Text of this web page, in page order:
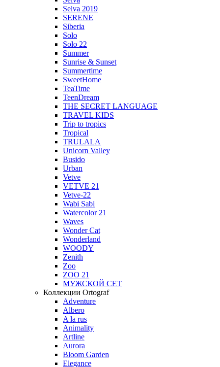
Selva 2019
SERENE
Siberia
Solo
Solo 22
Summer
Sunrise & Sunset
Summertime
SweetHome
TeaTime
TeenDream
THE SECRET LANGUAGE
TRAVEL KIDS
Trip to tropics
Tropical
TRULALA
Unicorn Valley
Busido
Urban
Vetve
VETVE 21
Vetve-22
Wabi Sabi
Watercolor 21
Waves
Wonder Cat
Wonderland
WOODY
Zenith
Zoo
ZOO 21
МУЖСКОЙ СЕТ
Коллекции Ortograf
Adventure
Albero
A la rus
Animality
Artline
Aurora
Bloom Garden
Elegance